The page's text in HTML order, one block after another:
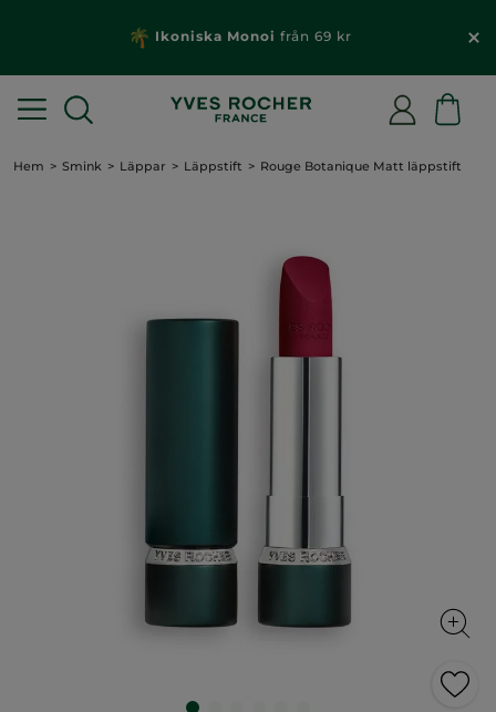
Ikoniska Monoi från 69 kr
Hem Smink Läppar Läppstift Rouge Botanique Matt läppstift